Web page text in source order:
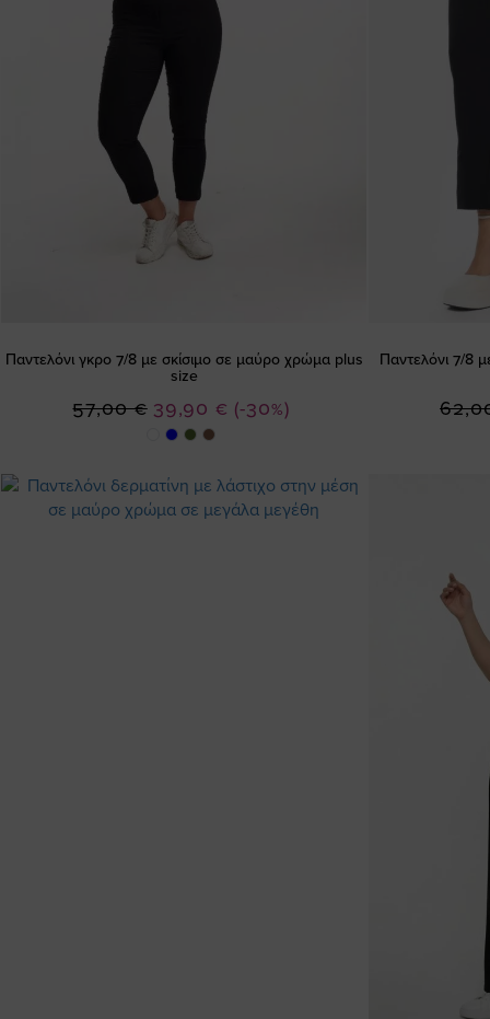
Παντελόνι γκρο 7/8 με σκίσιμο σε μαύρο χρώμα plus
size
(-30%)
Ειδική
Τιμή
39,90 €
57,00 €
Παντελόνι 7/8